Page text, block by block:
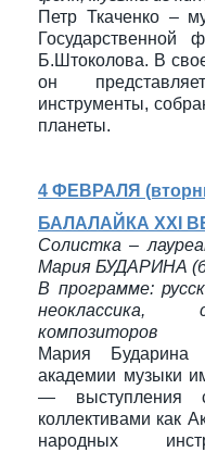
Петр Ткаченко –
Государственной
Б.Штоколова. В
он
инструменты,
планеты.
4 ФЕВРАЛЯ
БАЛАЛАЙКА XXI
Солистка –
Мария БУДАРИНА
В программе:
неоклассика,
композиторов
Мария Бударина
академии музыки
— выступления
коллективами как
народных